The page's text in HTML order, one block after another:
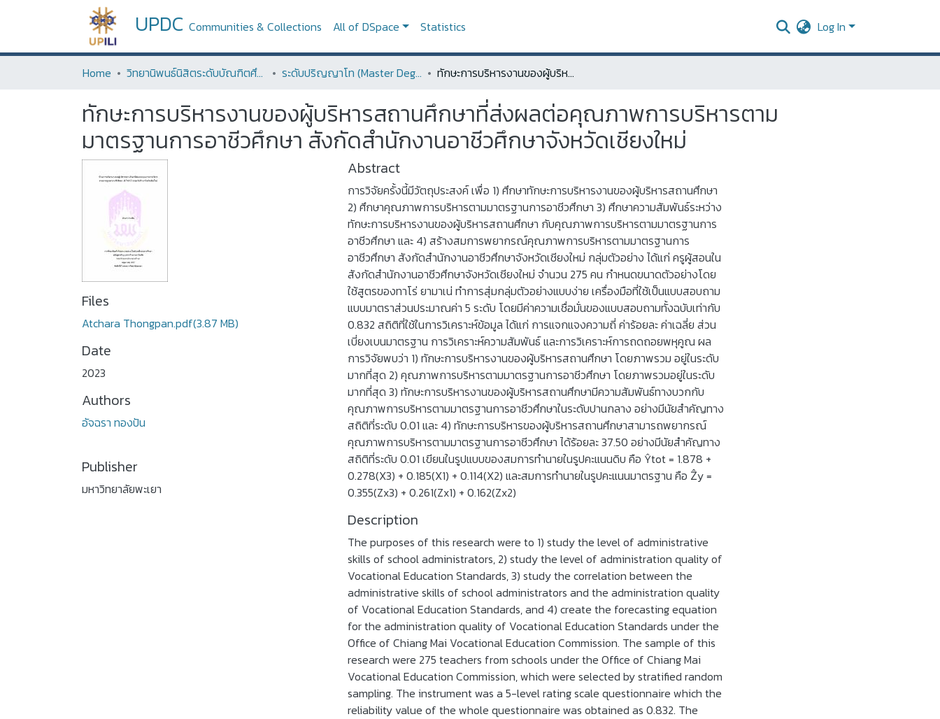
UPDC Communities & Collections All of DSpace Statistics Log In
Home วิทยานิพนธ์นิสิตระดับบัณฑิตศึกษา (Thesis of Graduate Students) ระดับปริญญาโท (Master Degree) ทักษะการบริหารงานของผู้บริหารสถานศึกษาที่ส่งผลต่อคุณภาพการบริหารตามมาตรฐานการอาชีวศึกษา สังกัดสำนักงานอาชีวศึกษาจังหวัดเชียงใหม่
ทักษะการบริหารงานของผู้บริหารสถานศึกษาที่ส่งผลต่อคุณภาพการบริหารตาม
มาตรฐานการอาชีวศึกษา สังกัดสำนักงานอาชีวศึกษาจังหวัดเชียงใหม่
Files
Atchara Thongpan.pdf(3.87 MB)
Date
2023
Authors
อัจฉรา ทองปัน
Publisher
มหาวิทยาลัยพะเยา
Abstract
การวิจัยครั้งนี้มีวัตถุประสงค์ เพื่อ 1) ศึกษาทักษะการบริหารงานของผู้บริหารสถานศึกษา
2) ศึกษาคุณภาพการบริหารตามมาตรฐานการอาชีวศึกษา 3) ศึกษาความสัมพันธ์ระหว่าง
ทักษะการบริหารงานของผู้บริหารสถานศึกษา กับคุณภาพการบริหารตามมาตรฐานการ
อาชีวศึกษา และ 4) สร้างสมการพยากรณ์คุณภาพการบริหารตามมาตรฐานการ
อาชีวศึกษา สังกัดสำนักงานอาชีวศึกษาจังหวัดเชียงใหม่ กลุ่มตัวอย่าง ได้แก่ ครูผู้สอนใน
สังกัดสำนักงานอาชีวศึกษาจังหวัดเชียงใหม่ จำนวน 275 คน กำหนดขนาดตัวอย่างโดย
ใช้สูตรของทาโร่ ยามาเน่ ทำการสุ่มกลุ่มตัวอย่างแบบง่าย เครื่องมือที่ใช้เป็นแบบสอบถาม
แบบมาตราส่วนประมาณค่า 5 ระดับ โดยมีค่าความเชื่อมั่นของแบบสอบถามทั้งฉบับเท่ากับ
0.832 สถิติที่ใช้ในการวิเคราะห์ข้อมูล ได้แก่ การแจกแจงความถี่ ค่าร้อยละ ค่าเฉลี่ย ส่วน
เบี่ยงเบนมาตรฐาน การวิเคราะห์ความสัมพันธ์ และการวิเคราะห์การถดถอยพหุคูณ ผล
การวิจัยพบว่า 1) ทักษะการบริหารงานของผู้บริหารสถานศึกษา โดยภาพรวม อยู่ในระดับ
มากที่สุด 2) คุณภาพการบริหารตามมาตรฐานการอาชีวศึกษา โดยภาพรวมอยู่ในระดับ
มากที่สุด 3) ทักษะการบริหารงานของผู้บริหารสถานศึกษามีความสัมพันธ์ทางบวกกับ
คุณภาพการบริหารตามมาตรฐานการอาชีวศึกษาในระดับปานกลาง อย่างมีนัยสำคัญทาง
สถิติที่ระดับ 0.01 และ 4) ทักษะการบริหารของผู้บริหารสถานศึกษาสามารถพยากรณ์
คุณภาพการบริหารตามมาตรฐานการอาชีวศึกษา ได้ร้อยละ 37.50 อย่างมีนัยสำคัญทาง
สถิติที่ระดับ 0.01 เขียนในรูปแบบของสมการทำนายในรูปคะแนนดิบ คือ Ŷtot = 1.878 +
0.278(X3) + 0.185(X1) + 0.114(X2) และสมการทำนายในรูปคะแนนมาตรฐาน คือ Ẑy =
0.355(Zx3) + 0.261(Zx1) + 0.162(Zx2)
Description
The purposes of this research were to 1) study the level of administrative
skills of school administrators, 2) study the level of administration quality of
Vocational Education Standards, 3) study the correlation between the
administrative skills of school administrators and the administration quality
of Vocational Education Standards, and 4) create the forecasting equation
for the administration quality of Vocational Education Standards under the
Office of Chiang Mai Vocational Education Commission. The sample of this
research were 275 teachers from schools under the Office of Chiang Mai
Vocational Education Commission, which were selected by stratified random
sampling. The instrument was a 5-level rating scale questionnaire which the
reliability value of the whole questionnaire was obtained as 0.832. The